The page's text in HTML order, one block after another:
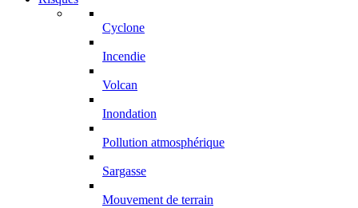
Cyclone
Incendie
Volcan
Inondation
Pollution atmosphérique
Sargasse
Mouvement de terrain